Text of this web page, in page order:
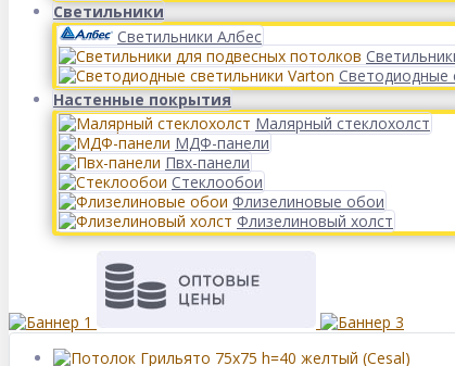
Светильники
Светильники Албес
Светодиодные
Настенные покрытия
Малярный стеклохолст
МДФ-панели
Пвх-панели
Стеклообои
Флизелиновые обои
Флизелиновый холст